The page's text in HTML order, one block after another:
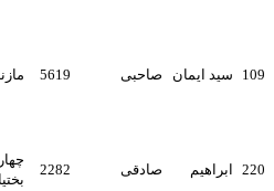
صاحبی 5619 مازندران
صادقی 2282
بختیاری